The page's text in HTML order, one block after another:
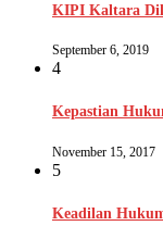
KIPI Kaltara
September 6, 2019
4
Kepastian
November 15, 2017
5
Keadilan